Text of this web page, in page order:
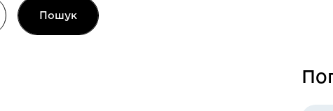
Пошук